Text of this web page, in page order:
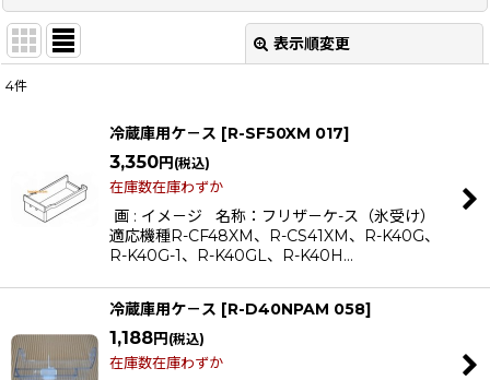
表示順変更
並び順:
絞り込む
4件
冷蔵庫用ケ－ス [R-SF50XM 017]
3,350円 (税込)
在庫数在庫わずか
画 : イメ－ジ 名称：フリザ－ケ-ス（氷受け）
適応機種R-CF48XM、R-CS41XM、R-K40G、
R-K40G-1、R-K40GL、R-K40H…
冷蔵庫用ケ－ス [R-D40NPAM 058]
1,188円 (税込)
在庫数在庫わずか